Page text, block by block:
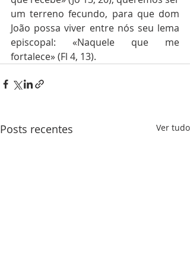
um terreno fecundo, para que dom
João possa viver entre nós seu lema
episcopal: «Naquele que me
fortalece» (Fl 4, 13).
Posts recentes Ver tudo